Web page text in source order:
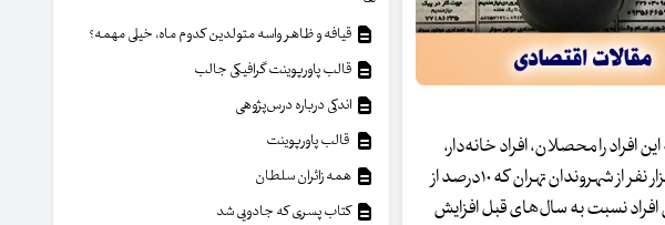
۱۵سال تهران ۳۹.۷درصد شاغل هستند و بقیه این افراد را محصلان، افراد خانه‌دار،
بیکاران و افرادی که شغل ثابت ندارند، اما درآمد دارند تشکیل می‌دهند. نکته حائز اهمیت این است که یک‌میلیون و ۱۴۵هزار نفر از شهروندان تهران که ۱۰درصد از
افراد نسبت به سال‌های قبل افزایش
قیافه و ظاهر واسه متولدین کدوم ماه، خیلی مهمه؟
قالب پاورپوینت گرافیکی جالب
اندکی درباره درس‌پژوهی
قالب پاورپوینت
همه زائران سلطان
کتاب پسری که جادویی شد